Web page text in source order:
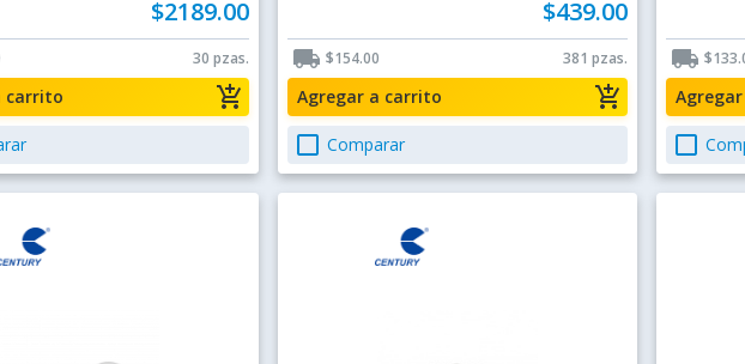
$2189.00
30 pzas.
add_shopping_cart
carrito
$439.00
local_shipping $154.00 381 pzas.
add_shopping_cart
Agregar a carrito
check_box_outline_blank Comparar
local_shipping
check_box_outline_blank